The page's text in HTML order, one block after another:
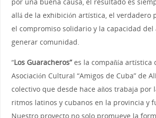
allá de la exhibición artística, el verdadero
el compromiso solidario y la capacidad del
generar comunidad.
“Los Guaracheros”es la compañía artística
Asociación Cultural “Amigos de Cuba” de
colectivo que desde hace años trabaja por
ritmos latinos y cubanos en la provincia y
Nuestro proyecto no solo promueve la